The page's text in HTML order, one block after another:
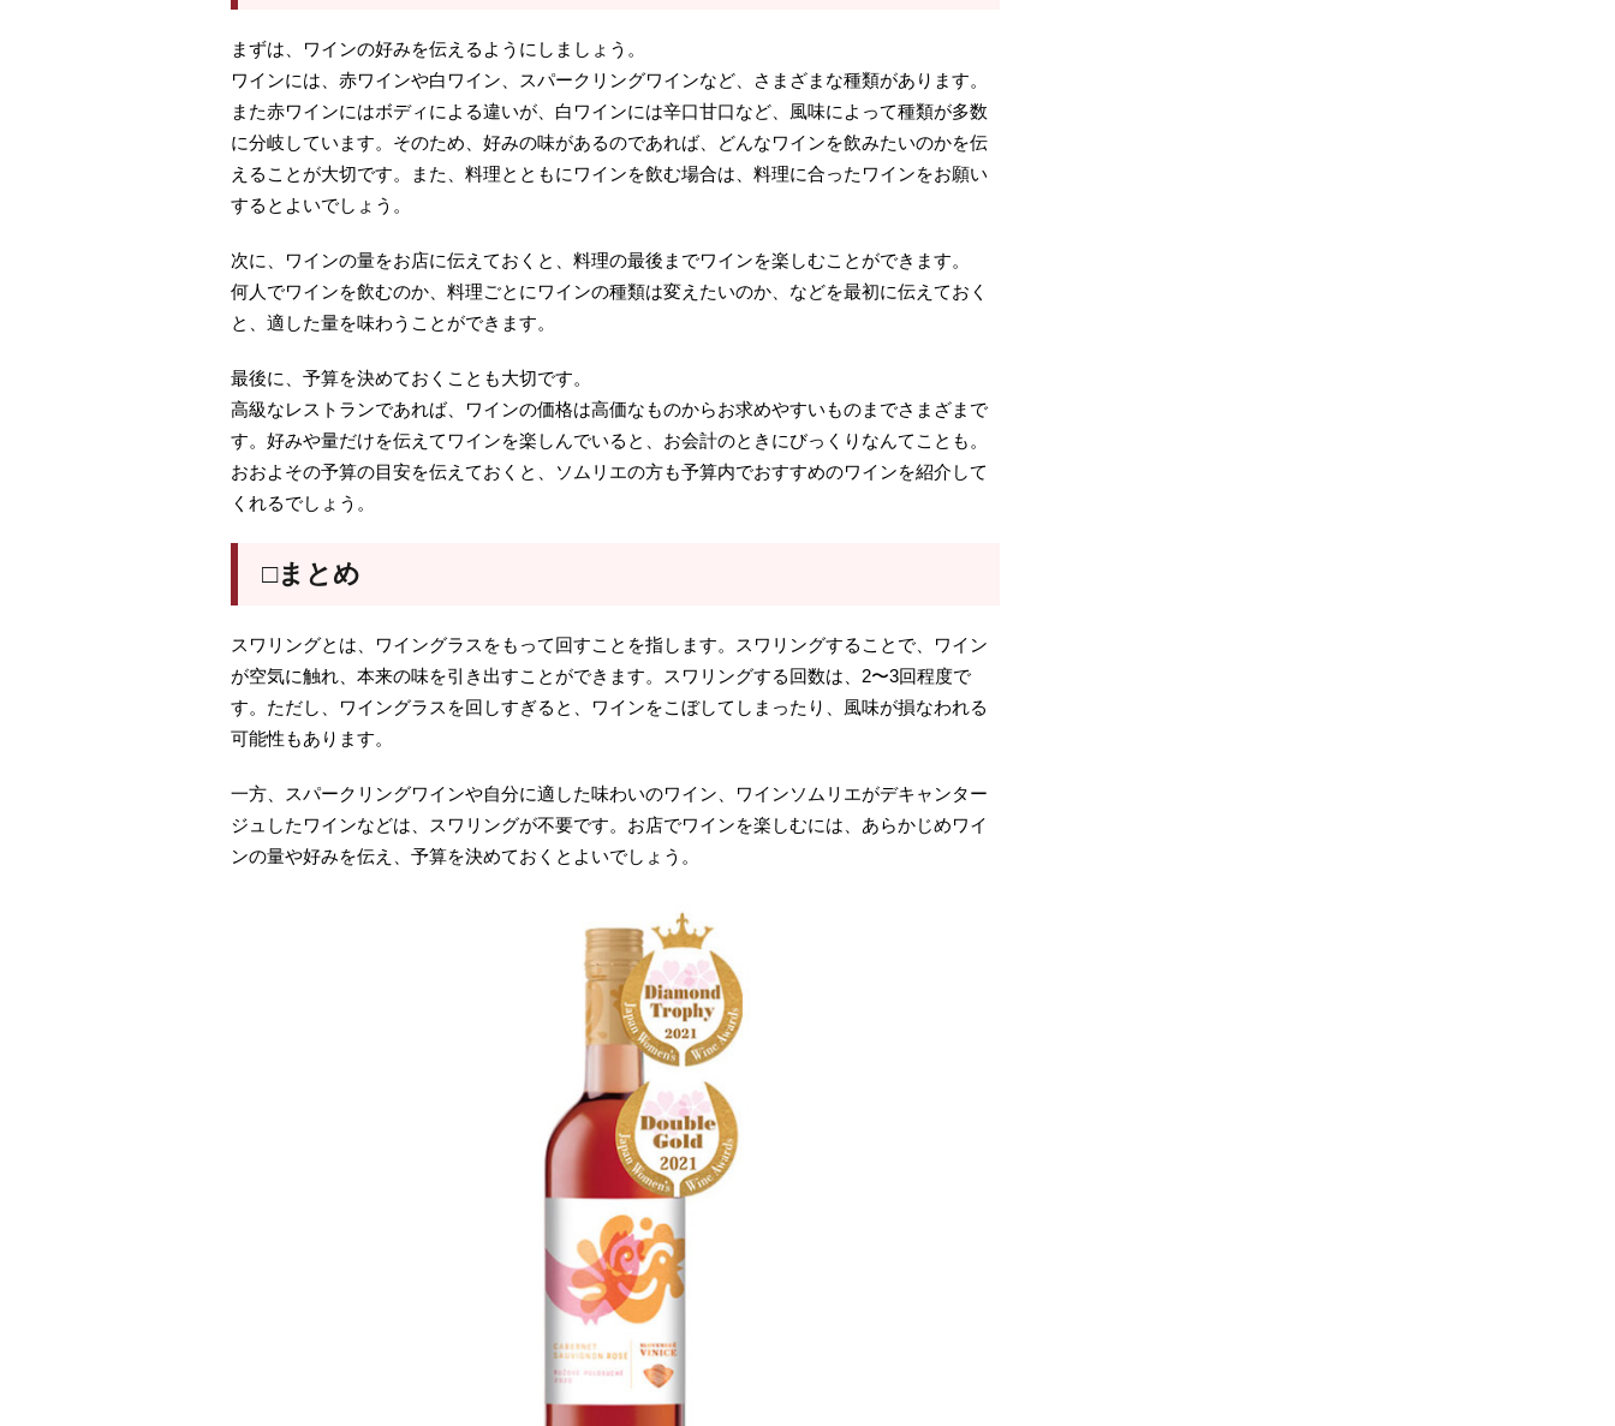
まずは、ワインの好みを伝えるようにしましょう。
ワインには、赤ワインや白ワイン、スパークリングワインなど、さまざまな種類があります。
また赤ワインにはボディによる違いが、白ワインには辛口甘口など、風味によって種類が多数
に分岐しています。そのため、好みの味があるのであれば、どんなワインを飲みたいのかを伝
えることが大切です。また、料理とともにワインを飲む場合は、料理に合ったワインをお願い
するとよいでしょう。
次に、ワインの量をお店に伝えておくと、料理の最後までワインを楽しむことができます。
何人でワインを飲むのか、料理ごとにワインの種類は変えたいのか、などを最初に伝えておく
と、適した量を味わうことができます。
最後に、予算を決めておくことも大切です。
高級なレストランであれば、ワインの価格は高価なものからお求めやすいものまでさまざまで
す。好みや量だけを伝えてワインを楽しんでいると、お会計のときにびっくりなんてことも。
おおよその予算の目安を伝えておくと、ソムリエの方も予算内でおすすめのワインを紹介して
くれるでしょう。
□まとめ
スワリングとは、ワイングラスをもって回すことを指します。スワリングすることで、ワイン
が空気に触れ、本来の味を引き出すことができます。スワリングする回数は、2〜3回程度で
す。ただし、ワイングラスを回しすぎると、ワインをこぼしてしまったり、風味が損なわれる
可能性もあります。
一方、スパークリングワインや自分に適した味わいのワイン、ワインソムリエがデキャンター
ジュしたワインなどは、スワリングが不要です。お店でワインを楽しむには、あらかじめワイ
ンの量や好みを伝え、予算を決めておくとよいでしょう。